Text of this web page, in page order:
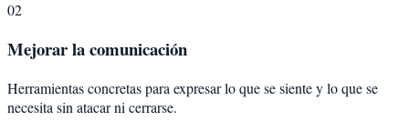
02
Mejorar la comunicación
Herramientas concretas para expresar lo que se siente y lo que se
necesita sin atacar ni cerrarse.